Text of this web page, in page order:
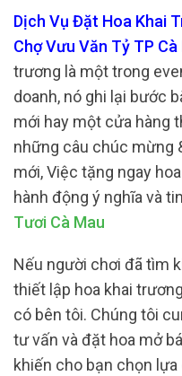
Dịch Vụ Đặt Hoa Khai
Chợ Vưu Văn Tỷ TP
trương là một trong
doanh, nó ghi lại bước
mới hay một cửa hàng
những câu chúc mừng
mới, Việc tặng ngay
hành động ý nghĩa và
Tươi Cà Mau
Nếu người chơi đã tìm
thiết lập hoa khai
có bên tôi. Chúng tôi
tư vấn và đặt hoa mở
khiến cho bạn chọn